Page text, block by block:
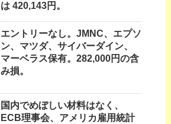
は 420,143円。
エントリーなし。JMNC、エプソ
ン、マツダ、サイバーダイン、
マーベラス保有。282,000円の含
み損。
国内でめぼしい材料はなく、
ECB理事会、アメリカ雇用統計